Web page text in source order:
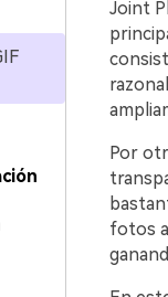
Joint
Por
fotos